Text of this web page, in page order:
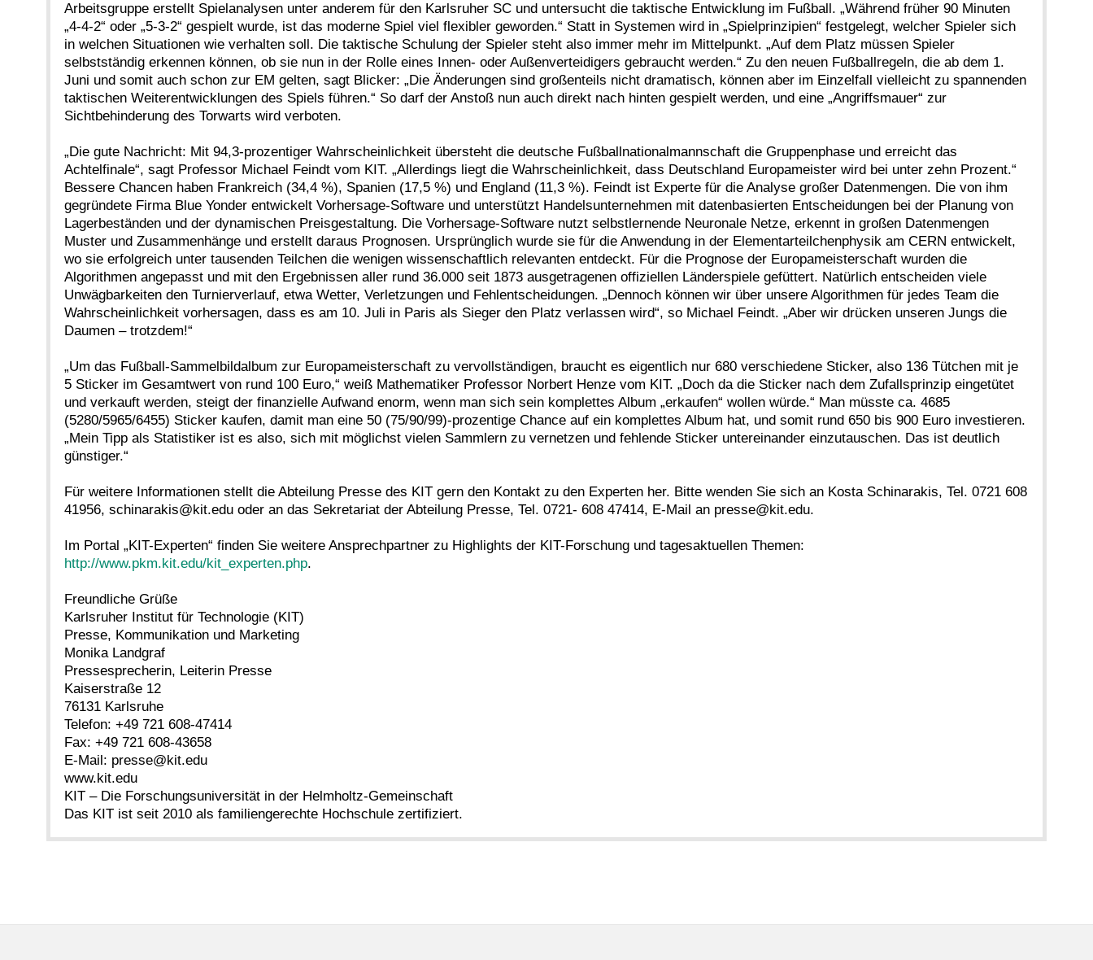
Arbeitsgruppe erstellt Spielanalysen unter anderem für den Karlsruher SC und untersucht die taktische Entwicklung im Fußball. „Während früher 90 Minuten
„4-4-2“ oder „5-3-2“ gespielt wurde, ist das moderne Spiel viel flexibler geworden.“ Statt in Systemen wird in „Spielprinzipien“ festgelegt, welcher Spieler sich
in welchen Situationen wie verhalten soll. Die taktische Schulung der Spieler steht also immer mehr im Mittelpunkt. „Auf dem Platz müssen Spieler
selbstständig erkennen können, ob sie nun in der Rolle eines Innen- oder Außenverteidigers gebraucht werden.“ Zu den neuen Fußballregeln, die ab dem 1.
Juni und somit auch schon zur EM gelten, sagt Blicker: „Die Änderungen sind großenteils nicht dramatisch, können aber im Einzelfall vielleicht zu spannenden
taktischen Weiterentwicklungen des Spiels führen.“ So darf der Anstoß nun auch direkt nach hinten gespielt werden, und eine „Angriffsmauer“ zur
Sichtbehinderung des Torwarts wird verboten.
„Die gute Nachricht: Mit 94,3-prozentiger Wahrscheinlichkeit übersteht die deutsche Fußballnationalmannschaft die Gruppenphase und erreicht das
Achtelfinale“, sagt Professor Michael Feindt vom KIT. „Allerdings liegt die Wahrscheinlichkeit, dass Deutschland Europameister wird bei unter zehn Prozent.“
Bessere Chancen haben Frankreich (34,4 %), Spanien (17,5 %) und England (11,3 %). Feindt ist Experte für die Analyse großer Datenmengen. Die von ihm
gegründete Firma Blue Yonder entwickelt Vorhersage-Software und unterstützt Handelsunternehmen mit datenbasierten Entscheidungen bei der Planung von
Lagerbeständen und der dynamischen Preisgestaltung. Die Vorhersage-Software nutzt selbstlernende Neuronale Netze, erkennt in großen Datenmengen
Muster und Zusammenhänge und erstellt daraus Prognosen. Ursprünglich wurde sie für die Anwendung in der Elementarteilchenphysik am CERN entwickelt,
wo sie erfolgreich unter tausenden Teilchen die wenigen wissenschaftlich relevanten entdeckt. Für die Prognose der Europameisterschaft wurden die
Algorithmen angepasst und mit den Ergebnissen aller rund 36.000 seit 1873 ausgetragenen offiziellen Länderspiele gefüttert. Natürlich entscheiden viele
Unwägbarkeiten den Turnierverlauf, etwa Wetter, Verletzungen und Fehlentscheidungen. „Dennoch können wir über unsere Algorithmen für jedes Team die
Wahrscheinlichkeit vorhersagen, dass es am 10. Juli in Paris als Sieger den Platz verlassen wird“, so Michael Feindt. „Aber wir drücken unseren Jungs die
Daumen – trotzdem!“
„Um das Fußball-Sammelbildalbum zur Europameisterschaft zu vervollständigen, braucht es eigentlich nur 680 verschiedene Sticker, also 136 Tütchen mit je
5 Sticker im Gesamtwert von rund 100 Euro,“ weiß Mathematiker Professor Norbert Henze vom KIT. „Doch da die Sticker nach dem Zufallsprinzip eingetütet
und verkauft werden, steigt der finanzielle Aufwand enorm, wenn man sich sein komplettes Album „erkaufen“ wollen würde.“ Man müsste ca. 4685
(5280/5965/6455) Sticker kaufen, damit man eine 50 (75/90/99)-prozentige Chance auf ein komplettes Album hat, und somit rund 650 bis 900 Euro investieren.
„Mein Tipp als Statistiker ist es also, sich mit möglichst vielen Sammlern zu vernetzen und fehlende Sticker untereinander einzutauschen. Das ist deutlich
günstiger.“
Für weitere Informationen stellt die Abteilung Presse des KIT gern den Kontakt zu den Experten her. Bitte wenden Sie sich an Kosta Schinarakis, Tel. 0721 608
41956, schinarakis@kit.edu oder an das Sekretariat der Abteilung Presse, Tel. 0721- 608 47414, E-Mail an presse@kit.edu.
Im Portal „KIT-Experten“ finden Sie weitere Ansprechpartner zu Highlights der KIT-Forschung und tagesaktuellen Themen:
http://www.pkm.kit.edu/kit_experten.php.
Freundliche Grüße
Karlsruher Institut für Technologie (KIT)
Presse, Kommunikation und Marketing
Monika Landgraf
Pressesprecherin, Leiterin Presse
Kaiserstraße 12
76131 Karlsruhe
Telefon: +49 721 608-47414
Fax: +49 721 608-43658
E-Mail: presse@kit.edu
www.kit.edu
KIT – Die Forschungsuniversität in der Helmholtz-Gemeinschaft
Das KIT ist seit 2010 als familiengerechte Hochschule zertifiziert.